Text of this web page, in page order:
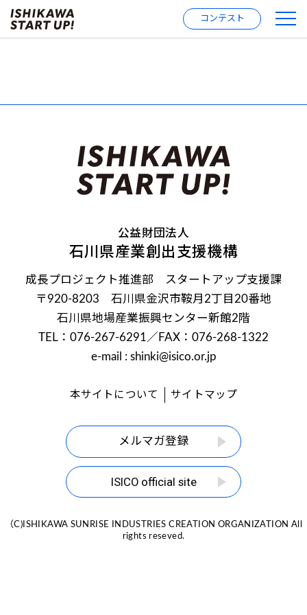
コンテスト
公益財団法人
石川県産業創出支援機構
成長プロジェクト推進部 スタートアップ支援課
〒920-8203 石川県金沢市鞍月2丁目20番地
石川県地場産業振興センター新館2階
TEL：076-267-6291／FAX：076-268-1322
e-mail : shinki@isico.or.jp
本サイトについて サイトマップ
メルマガ登録
ISICO official site
（C)ISHIKAWA SUNRISE INDUSTRIES CREATION ORGANIZATION All
rights reseved.